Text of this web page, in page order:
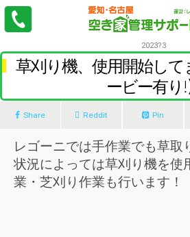
2023?3
草刈り機、使用開始して
ービー有り!
Share Reddit Pin
レゴーニでは手作業でも草取
状況によっては草刈り機を使
業・芝刈り作業も行います！